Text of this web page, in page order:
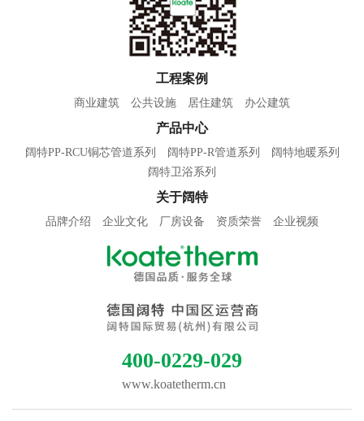
400-0229-029
www.koatetherm.cn
关于阔特
品牌介绍 企业文化 厂房设备 资质荣誉 企业视频
产品中心
阔特PP-RCU铜芯管道系列 阔特PP-R管道系列
阔特地暖系列
阔特卫浴系列
工程案例
商业建筑 公共设施 居住建筑 办公建筑